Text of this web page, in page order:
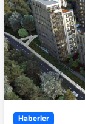
Haberler